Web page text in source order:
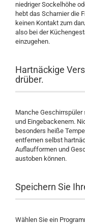
niedriger Sockelhöhe
hebt das Scharnier die
keinen Kontakt zum
also bei der
einzugehen.
Hartnäckige
drüber.
Manche
und Eingebackenem.
besonders heiße
entfernen selbst
Auflaufformen und
austoben können.
Speichern Sie
Wählen Sie ein